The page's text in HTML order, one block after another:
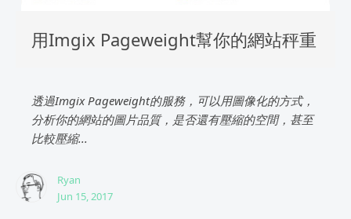
用Imgix Pageweight幫你的網站秤重
透過Imgix Pageweight的服務，可以用圖像化的方式，
分析你的網站的圖片品質，是否還有壓縮的空間，甚至
比較壓縮...
Ryan
Jun 15, 2017